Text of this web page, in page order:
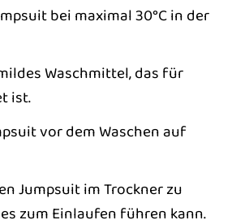
bei maximal 30°C in der
Waschmittel, das für
ist.
vor dem Waschen auf
Jumpsuit im Trockner zu
zum Einlaufen führen kann.